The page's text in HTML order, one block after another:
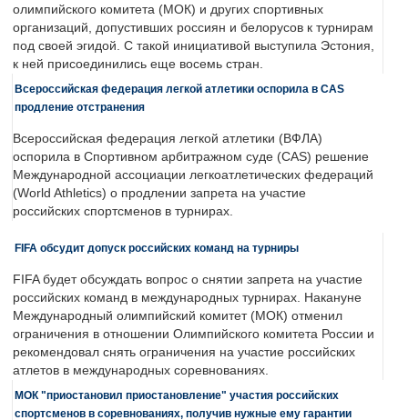
олимпийского комитета (МОК) и других спортивных
организаций, допустивших россиян и белорусов к турнирам
под своей эгидой. С такой инициативой выступила Эстония,
к ней присоединились еще восемь стран.
Всероссийская федерация легкой атлетики оспорила в CAS
продление отстранения
Всероссийская федерация легкой атлетики (ВФЛА)
оспорила в Спортивном арбитражном суде (CAS) решение
Международной ассоциации легкоатлетических федераций
(World Athletics) о продлении запрета на участие
российских спортсменов в турнирах.
FIFA обсудит допуск российских команд на турниры
FIFA будет обсуждать вопрос о снятии запрета на участие
российских команд в международных турнирах. Накануне
Международный олимпийский комитет (МОК) отменил
ограничения в отношении Олимпийского комитета России и
рекомендовал снять ограничения на участие российских
атлетов в международных соревнованиях.
МОК "приостановил приостановление" участия российских
спортсменов в соревнованиях, получив нужные ему гарантии